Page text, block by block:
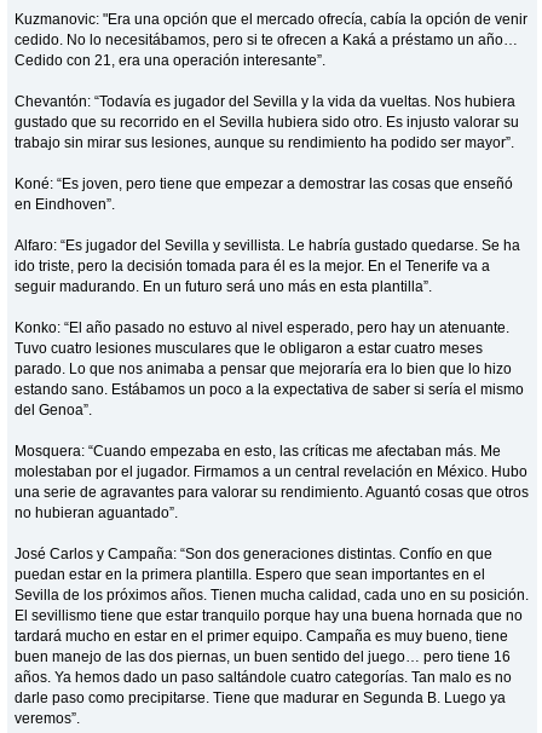
Kuzmanovic: "Era una opción que el mercado ofrecía, cabía la opción de venir
cedido. No lo necesitábamos, pero si te ofrecen a Kaká a préstamo un año…
Cedido con 21, era una operación interesante”.
Chevantón: “Todavía es jugador del Sevilla y la vida da vueltas. Nos hubiera
gustado que su recorrido en el Sevilla hubiera sido otro. Es injusto valorar su
trabajo sin mirar sus lesiones, aunque su rendimiento ha podido ser mayor”.
Koné: “Es joven, pero tiene que empezar a demostrar las cosas que enseñó
en Eindhoven”.
Alfaro: “Es jugador del Sevilla y sevillista. Le habría gustado quedarse. Se ha
ido triste, pero la decisión tomada para él es la mejor. En el Tenerife va a
seguir madurando. En un futuro será uno más en esta plantilla”.
Konko: “El año pasado no estuvo al nivel esperado, pero hay un atenuante.
Tuvo cuatro lesiones musculares que le obligaron a estar cuatro meses
parado. Lo que nos animaba a pensar que mejoraría era lo bien que lo hizo
estando sano. Estábamos un poco a la expectativa de saber si sería el mismo
del Genoa”.
Mosquera: “Cuando empezaba en esto, las críticas me afectaban más. Me
molestaban por el jugador. Firmamos a un central revelación en México. Hubo
una serie de agravantes para valorar su rendimiento. Aguantó cosas que otros
no hubieran aguantado”.
José Carlos y Campaña: “Son dos generaciones distintas. Confío en que
puedan estar en la primera plantilla. Espero que sean importantes en el
Sevilla de los próximos años. Tienen mucha calidad, cada uno en su posición.
El sevillismo tiene que estar tranquilo porque hay una buena hornada que no
tardará mucho en estar en el primer equipo. Campaña es muy bueno, tiene
buen manejo de las dos piernas, un buen sentido del juego… pero tiene 16
años. Ya hemos dado un paso saltándole cuatro categorías. Tan malo es no
darle paso como precipitarse. Tiene que madurar en Segunda B. Luego ya
veremos”.